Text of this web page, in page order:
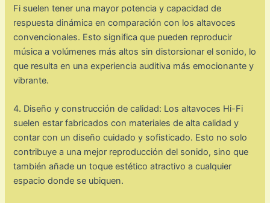
Fi suelen tener una mayor potencia y capacidad de
respuesta dinámica en comparación con los altavoces
convencionales. Esto significa que pueden reproducir
música a volúmenes más altos sin distorsionar el sonido, lo
que resulta en una experiencia auditiva más emocionante y
vibrante.
4. Diseño y construcción de calidad: Los altavoces Hi-Fi
suelen estar fabricados con materiales de alta calidad y
contar con un diseño cuidado y sofisticado. Esto no solo
contribuye a una mejor reproducción del sonido, sino que
también añade un toque estético atractivo a cualquier
espacio donde se ubiquen.